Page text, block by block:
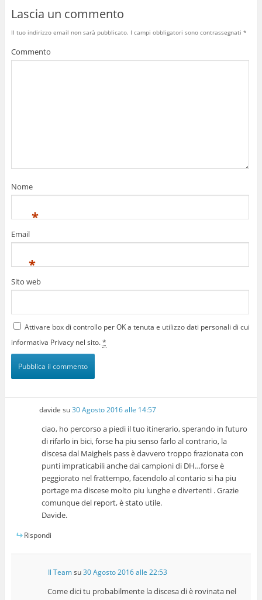
Lascia un commento
Il tuo indirizzo email non sarà pubblicato. I campi obbligatori sono contrassegnati *
Commento
Nome
*
Email
*
Sito web
Attivare box di controllo per OK a tenuta e utilizzo dati personali di cui
informativa Privacy nel sito.*
davide su30 Agosto 2016 alle 14:57
ciao, ho percorso a piedi il tuo itinerario, sperando in futuro
di rifarlo in bici, forse ha piu senso farlo al contrario, la
discesa dal Maighels pass è davvero troppo frazionata con
punti impraticabili anche dai campioni di DH…forse è
peggiorato nel frattempo, facendolo al contario si ha piu
portage ma discese molto piu lunghe e divertenti . Grazie
comunque del report, è stato utile.
Davide.
Rispondi
Il Teamsu30 Agosto 2016 alle 22:53
Come dici tu probabilmente la discesa di è rovinata nel